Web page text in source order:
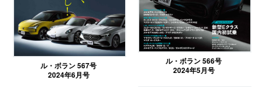
ル・ボラン 567号
2024年6月号
ル・ボラン 566号
2024年5月号